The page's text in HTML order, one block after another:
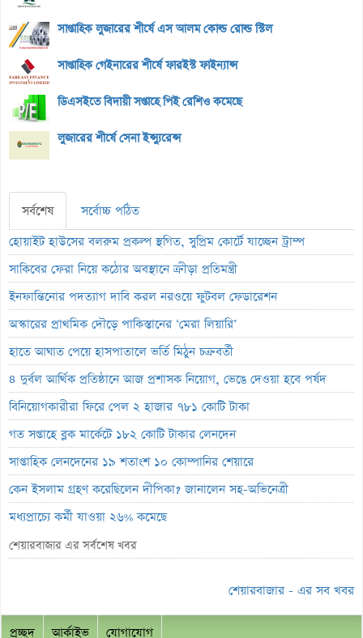
সাপ্তাহিক লুজারের শীর্ষে এস আলম কোল্ড রোল্ড স্টিল
সাপ্তাহিক গেইনারের শীর্ষে ফারইস্ট ফাইন্যান্স
ডিএসইতে বিদায়ী সপ্তাহে পিই রেশিও কমেছে
লুজারের শীর্ষে সেনা ইন্স্যুরেন্স
সর্বশেষ
সর্বোচ্চ পঠিত
হোয়াইট হাউসের বলরুম প্রকল্প স্থগিত, সুপ্রিম কোর্টে যাচ্ছেন ট্রাম্প
সাকিবের ফেরা নিয়ে কঠোর অবস্থানে ক্রীড়া প্রতিমন্ত্রী
ইনফান্তিনোর পদত্যাগ দাবি করল নরওয়ে ফুটবল ফেডারেশন
অস্কারের প্রাথমিক দৌড়ে পাকিস্তানের ‘মেরা লিয়ারি’
হাতে আঘাত পেয়ে হাসপাতালে ভর্তি মিঠুন চক্রবর্তী
৪ দুর্বল আর্থিক প্রতিষ্ঠানে আজ প্রশাসক নিয়োগ, ভেঙে দেওয়া হবে পর্ষদ
বিনিয়োগকারীরা ফিরে পেল ২ হাজার ৭৮১ কোটি টাকা
গত সপ্তাহে ব্লক মার্কেটে ১৮২ কোটি টাকার লেনদেন
সাপ্তাহিক লেনদেনের ১৯ শতাংশ ১০ কোম্পানির শেয়ারে
কেন ইসলাম গ্রহণ করেছিলেন দীপিকা? জানালেন সহ-অভিনেত্রী
মধ্যপ্রাচ্যে কর্মী যাওয়া ২৬% কমেছে
স্বর্ণ খাতকে আনুষ্ঠানিক শিল্পে আনতে নতুন নীতিমালা
সাপ্তাহিক লুজারের শীর্ষে এস আলম কোল্ড রোল্ড স্টিল
শেয়ারবাজার এর সর্বশেষ খবর
শেয়ারবাজার - এর সব খবর
প্রচ্ছদ আর্কাইভ যোগাযোগ